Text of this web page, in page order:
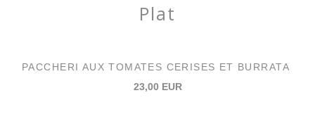
Plat
PACCHERI AUX TOMATES CERISES ET BURRATA
23,00 EUR